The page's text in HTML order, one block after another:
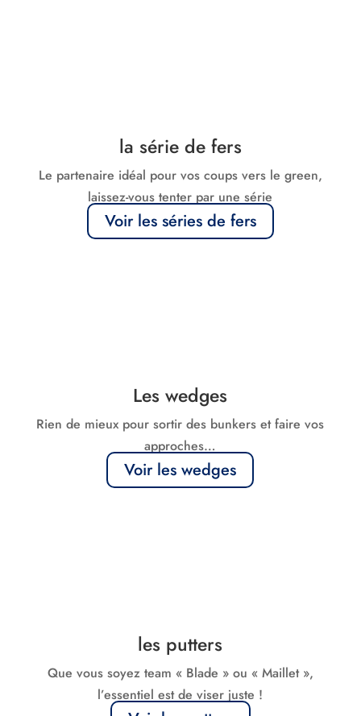
la série de fers
Le partenaire idéal pour vos coups vers le green,
laissez-vous tenter par une série
Voir les séries de fers
Les wedges
Rien de mieux pour sortir des bunkers et faire vos
approches…
Voir les wedges
les putters
Que vous soyez team « Blade » ou « Maillet »,
l’essentiel est de viser juste !